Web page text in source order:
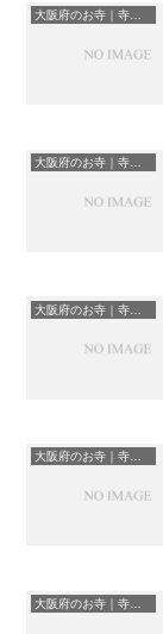
大阪府のお寺｜寺院一覧
大阪府のお寺｜寺院一覧
大阪府のお寺｜寺院一覧
大阪府のお寺｜寺院一覧
大阪府のお寺｜寺院一覧